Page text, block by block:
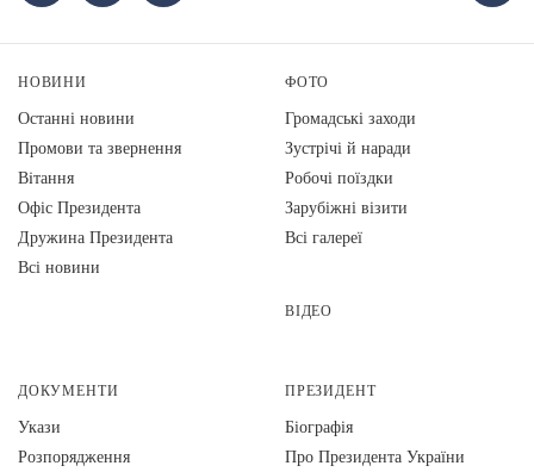
НОВИНИ
Останні новини
Промови та звернення
Вiтання
Офіс Президента
Дружина Президента
Всі новини
ФОТО
Громадські заходи
Зустрічі й наради
Робочі поїздки
Зарубіжні візити
Всі галереї
ВІДЕО
ДОКУМЕНТИ
Укази
Розпорядження
ПРЕЗИДЕНТ
Біографія
Про Президента України